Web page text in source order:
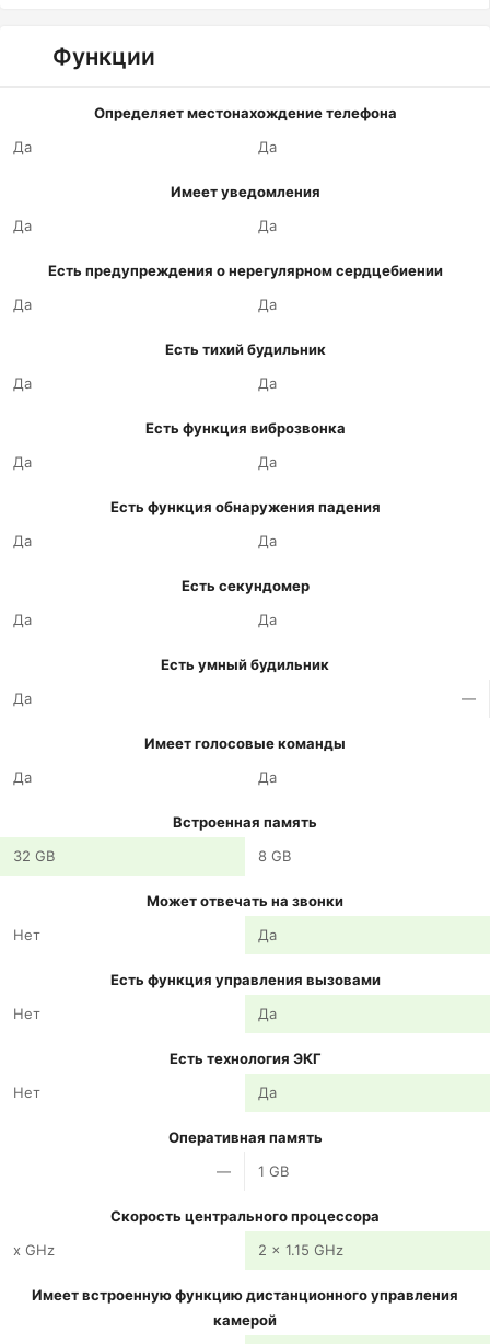
Функции
Определяет местонахождение телефона
Да
Да
Имеет уведомления
Да
Да
Есть предупреждения о нерегулярном сердцебиении
Да
Да
Есть тихий будильник
Да
Да
Есть функция виброзвонка
Да
Да
Есть функция обнаружения падения
Да
Да
Есть секундомер
Да
Да
Есть умный будильник
Да
—
Имеет голосовые команды
Да
Да
Встроенная память
32 GB
8 GB
Может отвечать на звонки
Нет
Да
Есть функция управления вызовами
Нет
Да
Есть технология ЭКГ
Нет
Да
Оперативная память
—
1 GB
Скорость центрального процессора
x GHz
2 x 1.15 GHz
Имеет встроенную функцию дистанционного управления
камерой